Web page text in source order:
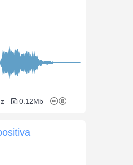
0.12Mb